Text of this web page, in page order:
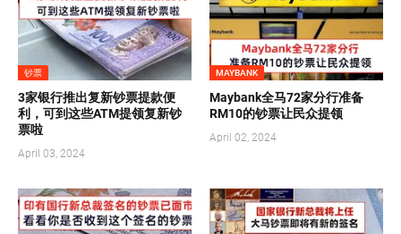
钞票
3家银行推出复新钞票提款便
利，可到这些ATM提领复新钞
票啦
April 03, 2024
MAYBANK
Maybank全马72家分行准备
RM10的钞票让民众提领
April 02, 2024